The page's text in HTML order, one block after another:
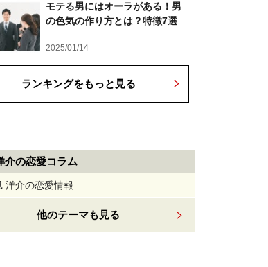
モテる男にはオーラがある！男
の色気の作り方とは？特徴7選
2025/01/14
ランキングをもっと見る
介の恋愛コラム
洋介の恋愛情報
他のテーマも見る